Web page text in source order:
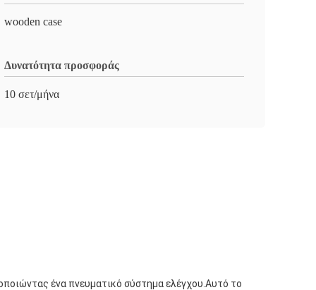
wooden case
Δυνατότητα προσφοράς
10 σετ/μήνα
ένα πνευματικό σύστημα ελέγχου.Αυτό το